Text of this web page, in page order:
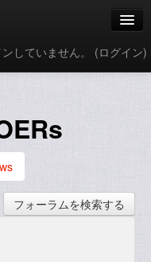
していません。 (ログイン)